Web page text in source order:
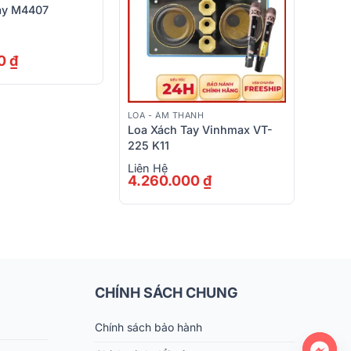
M4407
₫
LOA - ÂM THANH
Loa Xách Tay Vinhmax VT-
225 K11
4.260.000₫
Liên Hệ
CHÍNH SÁCH CHUNG
Chính sách bảo hành